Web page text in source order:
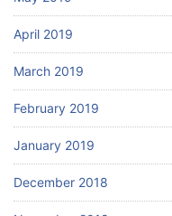
April 2019
March 2019
February 2019
January 2019
December 2018